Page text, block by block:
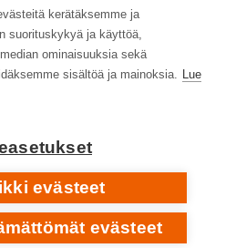
meitä:
kerätäksemme ja
suorituskykyä ja käyttöä,
ominaisuuksia sekä
sisältöä ja mainoksia. Lue
evästeet
evästeet